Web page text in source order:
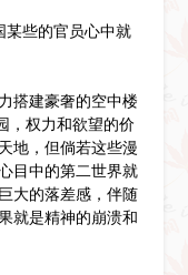
某些的官员心中就
搭建豪奢的空中楼
，权力和欲望的价
地，但倘若这些漫
目中的第二世界就
大的落差感，伴随
就是精神的崩溃和